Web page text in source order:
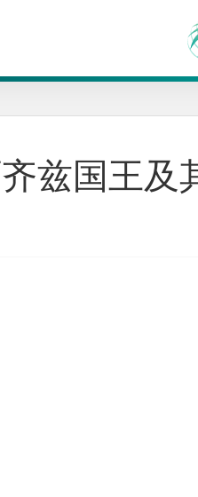
兹国王及